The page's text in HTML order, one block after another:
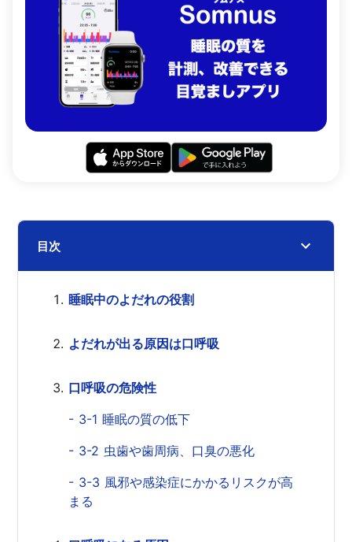
目次
睡眠中のよだれの役割
よだれが出る原因は口呼吸
口呼吸の危険性
- 3-1 睡眠の質の低下
- 3-2 虫歯や歯周病、口臭の悪化
- 3-3 風邪や感染症にかかるリスクが高
まる